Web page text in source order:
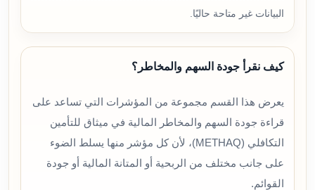
البيانات غير متاحة حاليًا.
كيف نقرأ جودة السهم والمخاطر؟
يعرض هذا القسم مجموعة من المؤشرات التي تساعد على
قراءة جودة السهم والمخاطر المالية في ميثاق للتأمين
التكافلي (METHAQ)، لأن كل مؤشر منها يسلط الضوء
على جانب مختلف من الربحية أو المتانة المالية أو جودة
القوائم.